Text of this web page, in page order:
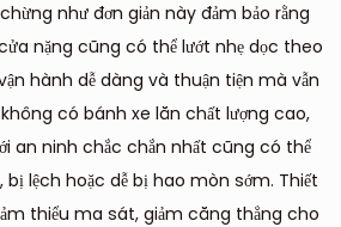
như đơn giản này đảm bảo rằng
nặng cũng có thể lướt nhẹ dọc theo
hành dễ dàng và thuận tiện mà vẫn
có bánh xe lăn chất lượng cao,
an ninh chắc chắn nhất cũng có thể
bị lệch hoặc dễ bị hao mòn sớm. Thiết
thiểu ma sát, giảm căng thẳng cho